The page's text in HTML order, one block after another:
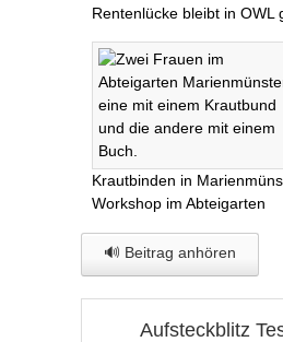
Rentenlücke bleibt in OWL
Krautbinden in
Workshop im Abteigarten
🔊 Beitrag anhören
Aufsteckblitz